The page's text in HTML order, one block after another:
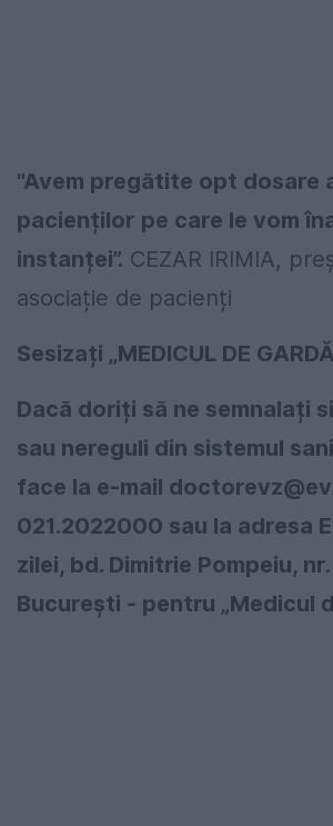
"Avem pregătite opt dosare
pacienților pe care le vom
instanței”. CEZAR IRIMIA,
asociație de pacienți
Sesizați „MEDICUL DE
Dacă doriți să ne semnalați
sau nereguli din sistemul
face la e-mail
021.2022000 sau la adresa
zilei, bd. Dimitrie Pompeiu,
București - pentru „Medicul